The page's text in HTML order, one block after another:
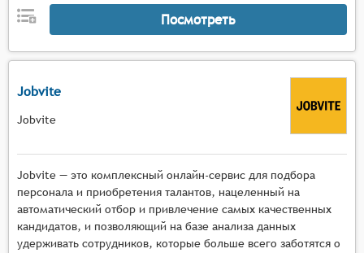
навыков.
Посмотреть
Jobvite
Jobvite
Jobvite — это комплексный онлайн-сервис для подбора
персонала и приобретения талантов, нацеленный на
автоматический отбор и привлечение самых качественных
кандидатов, и позволяющий на базе анализа данных
удерживать сотрудников, которые больше всего заботятся о